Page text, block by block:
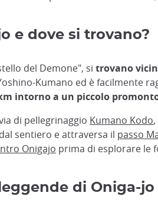
e dove si trovano?
del Demone", si trovano
Kumano ed è facilmente
intorno a un piccolo
di pellegrinaggio Kumano Kodo
sentiero e attraversa il passo
Onigajo prima di esplorare le
di Oniga-jo